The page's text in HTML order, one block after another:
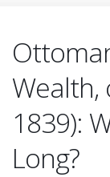
Wealth,
1839):
Long?